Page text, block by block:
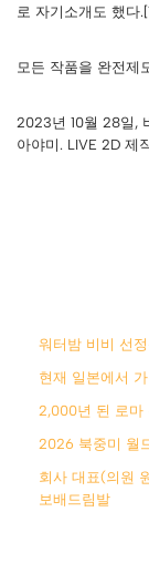
로 자기소개도 했다
모든 작품을 완전제
2023년 10월 28일,
아야미. LIVE 2D 제
워터밤 비비 선
현재 일본에서
2,000년 된 로마
2026 북중미 월
회사 대표(의원
보배드림발